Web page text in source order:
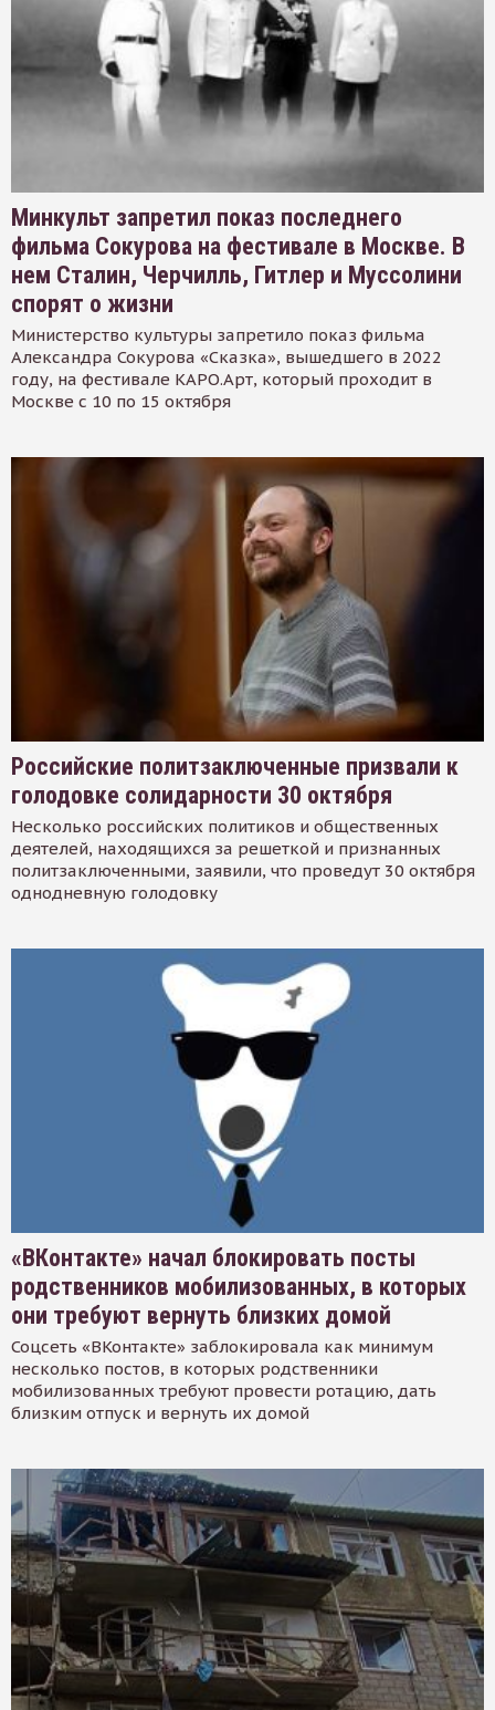
Минкульт запретил показ последнего
фильма Сокурова на фестивале в Москве. В
нем Сталин, Черчилль, Гитлер и Муссолини
спорят о жизни
Министерство культуры запретило показ фильма
Александра Сокурова «Сказка», вышедшего в 2022
году, на фестивале КАРО.Арт, который проходит в
Москве с 10 по 15 октября
Российские политзаключенные призвали к
голодовке солидарности 30 октября
Несколько российских политиков и общественных
деятелей, находящихся за решеткой и признанных
политзаключенными, заявили, что проведут 30 октября
однодневную голодовку
«ВКонтакте» начал блокировать посты
родственников мобилизованных, в которых
они требуют вернуть близких домой
Соцсеть «ВКонтакте» заблокировала как минимум
несколько постов, в которых родственники
мобилизованных требуют провести ротацию, дать
близким отпуск и вернуть их домой